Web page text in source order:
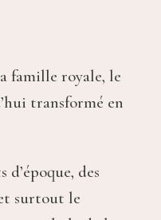
famille royale, le
transformé en
des
surtout le